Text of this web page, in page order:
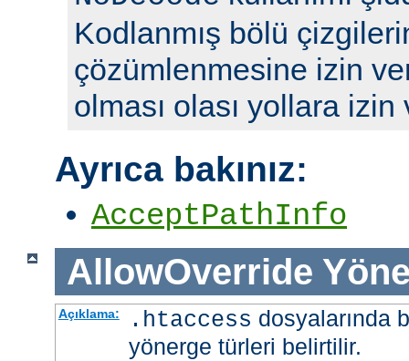
Kodlanmış bölü
çözümlenmesine izin
olması olası yollara
Ayrıca bakınız:
AcceptPathInfo
AllowOverride
Açıklama: .htaccess dosyalarında
yönerge türleri belirtilir.